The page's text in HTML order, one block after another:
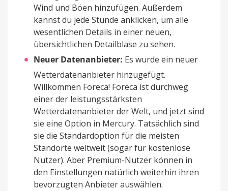
Wind und Böen hinzufügen. Außerdem
kannst du jede Stunde anklicken, um alle
wesentlichen Details in einer neuen,
übersichtlichen Detailblase zu sehen.
Neuer Datenanbieter: Es wurde ein neuer
Wetterdatenanbieter hinzugefügt.
Willkommen Foreca! Foreca ist durchweg
einer der leistungsstärksten
Wetterdatenanbieter der Welt, und jetzt sind
sie eine Option in Mercury. Tatsächlich sind
sie die Standardoption für die meisten
Standorte weltweit (sogar für kostenlose
Nutzer). Aber Premium-Nutzer können in
den Einstellungen natürlich weiterhin ihren
bevorzugten Anbieter auswählen.